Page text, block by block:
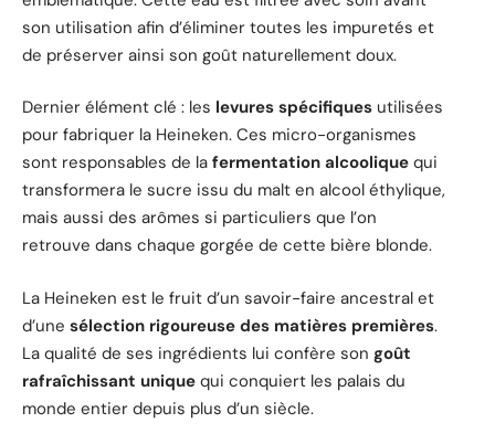
son utilisation afin d’éliminer toutes les impuretés et
de préserver ainsi son goût naturellement doux.
Dernier élément clé : les levures spécifiques utilisées
pour fabriquer la Heineken. Ces micro-organismes
sont responsables de la fermentation alcoolique qui
transformera le sucre issu du malt en alcool éthylique,
mais aussi des arômes si particuliers que l’on
retrouve dans chaque gorgée de cette bière blonde.
La Heineken est le fruit d’un savoir-faire ancestral et
d’une sélection rigoureuse des matières premières.
La qualité de ses ingrédients lui confère son goût
rafraîchissant unique qui conquiert les palais du
monde entier depuis plus d’un siècle.